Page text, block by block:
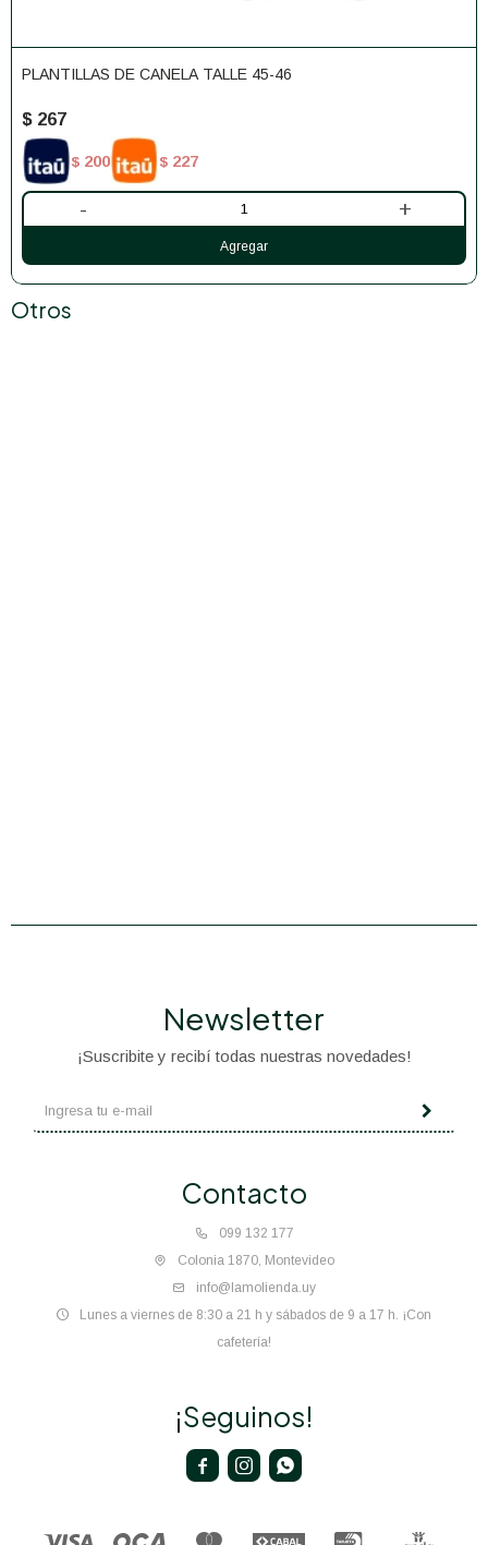
PLANTILLAS DE CANELA TALLE 45-46
$ 267
$ 200 $ 227
- +
Otros
Contacto
099 132 177
Colonia 1870, Montevideo
info@lamolienda.uy
Lunes a viernes de 8:30 a 21 h y sábados de 9 a 17 h. ¡Con
cafetería!
Newsletter
¡Suscribite y recibí todas nuestras novedades!
¡Seguinos!
  